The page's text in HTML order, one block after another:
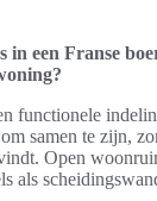
in een Franse
functionele
samen te zijn,
Open
als